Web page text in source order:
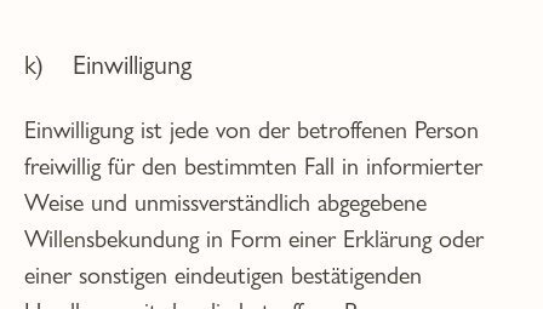
k) Einwilligung
Einwilligung ist jede von der betroffenen Person
freiwillig für den bestimmten Fall in informierter
Weise und unmissverständlich abgegebene
Willensbekundung in Form einer Erklärung oder
einer sonstigen eindeutigen bestätigenden